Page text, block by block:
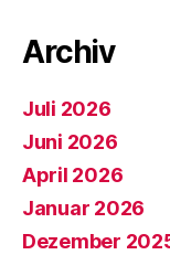
Archiv
Juli 2026
Juni 2026
April 2026
Januar 2026
Dezember